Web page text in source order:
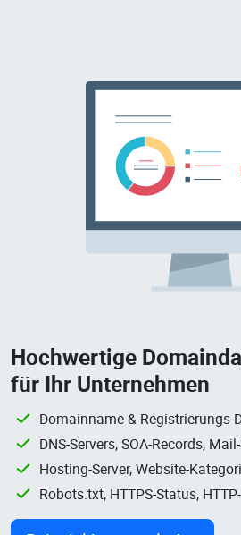
Hochwertige
für Ihr Unternehmen
Domainname & Registrierungs-
DNS-Servers, SOA-Records,
Hosting-Server, Website-
Robots.txt, HTTPS-Status,